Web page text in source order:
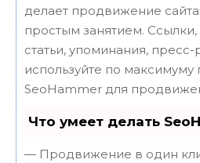
делает продвижение
простым занятием.
статьи, упоминания,
используйте по максимуму
SeoHammer для
Что умеет делать
— Продвижение в один